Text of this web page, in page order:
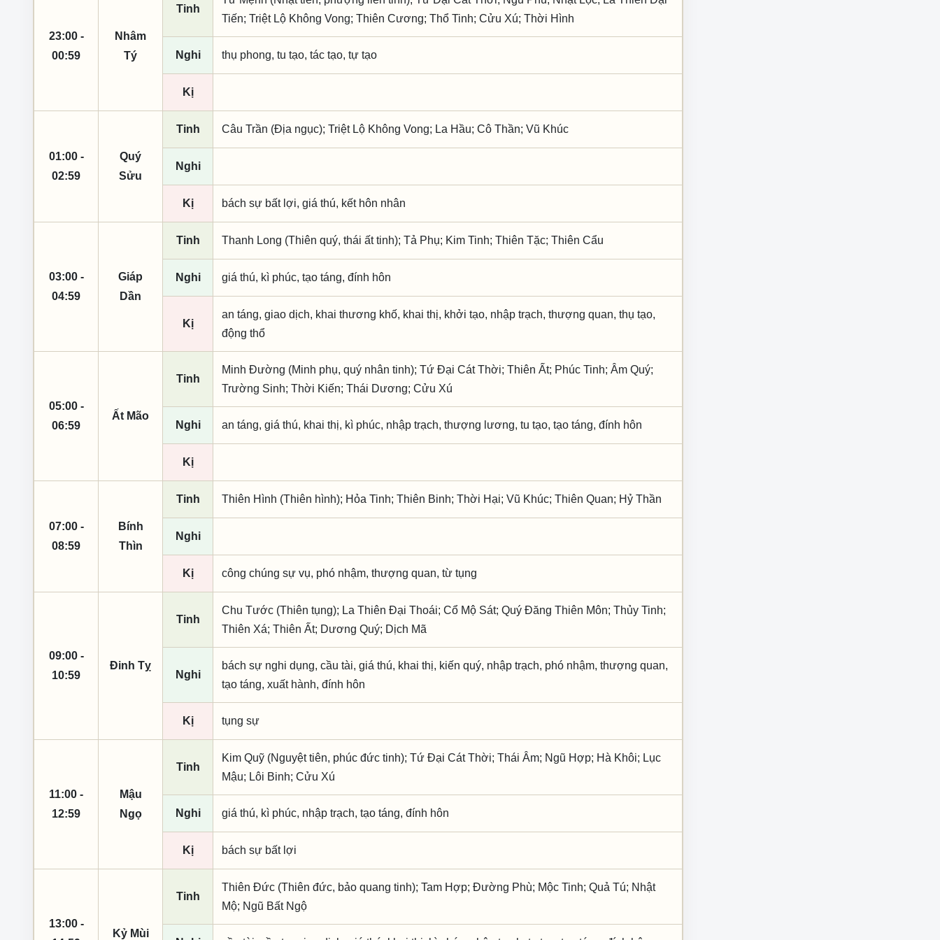
23:00 -
00:59
Nhâm
Tý
Tinh
Tiến; Triệt Lộ Không Vong; Thiên Cương; Thổ Tinh; Cửu Xú; Thời Hình
Nghi thụ phong, tu tạo, tác tạo, tự tạo
Kị
01:00 -
02:59
Quý
Sửu
Tinh Câu Trần (Địa ngục); Triệt Lộ Không Vong; La Hầu; Cô Thần; Vũ Khúc
Nghi
Kị bách sự bất lợi, giá thú, kết hôn nhân
03:00 -
04:59
Giáp
Dần
Tinh Thanh Long (Thiên quý, thái ất tinh); Tả Phụ; Kim Tinh; Thiên Tặc; Thiên Cẩu
Nghi giá thú, kì phúc, tạo táng, đính hôn
Kị
an táng, giao dịch, khai thương khố, khai thị, khởi tạo, nhập trạch, thượng quan, thụ tạo,
động thổ
05:00 -
06:59
Ất Mão
Tinh
Minh Đường (Minh phụ, quý nhân tinh); Tứ Đại Cát Thời; Thiên Ất; Phúc Tinh; Âm Quý;
Trường Sinh; Thời Kiến; Thái Dương; Cửu Xú
Nghi an táng, giá thú, khai thị, kì phúc, nhập trạch, thượng lương, tu tạo, tạo táng, đính hôn
Kị
07:00 -
08:59
Bính
Thìn
Tinh Thiên Hình (Thiên hình); Hỏa Tinh; Thiên Binh; Thời Hại; Vũ Khúc; Thiên Quan; Hỷ Thần
Nghi
Kị công chúng sự vụ, phó nhậm, thượng quan, từ tụng
09:00 -
10:59
Đinh Tỵ
Tinh
Chu Tước (Thiên tụng); La Thiên Đại Thoái; Cổ Mộ Sát; Quý Đăng Thiên Môn; Thủy Tinh;
Thiên Xá; Thiên Ất; Dương Quý; Dịch Mã
Nghi
bách sự nghi dụng, cầu tài, giá thú, khai thị, kiến quý, nhập trạch, phó nhậm, thượng quan,
tạo táng, xuất hành, đính hôn
Kị tụng sự
11:00 -
12:59
Mậu
Ngọ
Tinh
Kim Quỹ (Nguyệt tiên, phúc đức tinh); Tứ Đại Cát Thời; Thái Âm; Ngũ Hợp; Hà Khôi; Lục
Mậu; Lôi Binh; Cửu Xú
Nghi giá thú, kì phúc, nhập trạch, tạo táng, đính hôn
Kị bách sự bất lợi
13:00 -
Kỷ Mùi
Tinh
Thiên Đức (Thiên đức, bảo quang tinh); Tam Hợp; Đường Phù; Mộc Tinh; Quả Tú; Nhật
Mộ; Ngũ Bất Ngộ